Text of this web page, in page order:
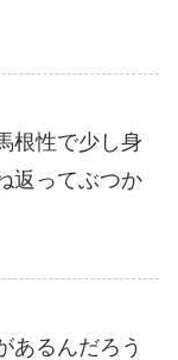
根性で少し身
返ってぶつか
あるんだろう